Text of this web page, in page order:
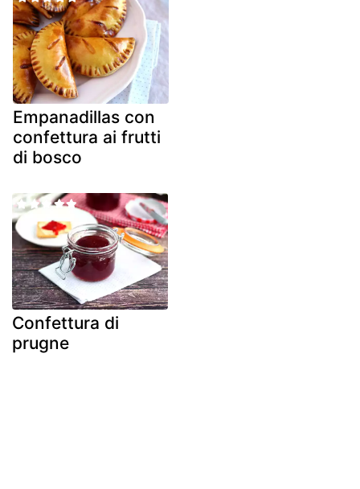
Empanadillas con
confettura ai frutti
di bosco
Confettura di
prugne